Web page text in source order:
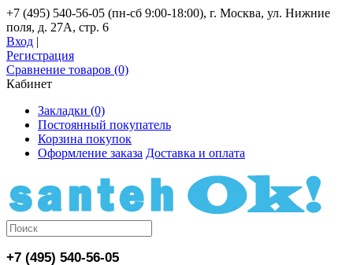
+7 (495) 540-56-05 (пн-сб 9:00-18:00), г. Москва, ул. Нижние
поля, д. 27А, стр. 6
Вход |
Регистрация
Сравнение товаров (0)
Кабинет
Закладки (0)
Постоянный покупатель
Корзина покупок
Оформление заказа Доставка и оплата
+7 (495) 540-56-05